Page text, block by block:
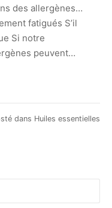
des allergènes…
fatigués S’il
Si notre
peuvent…
dans Huiles essentielles